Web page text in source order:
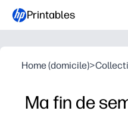
Printables
Home (domicile)>
Ma fin de